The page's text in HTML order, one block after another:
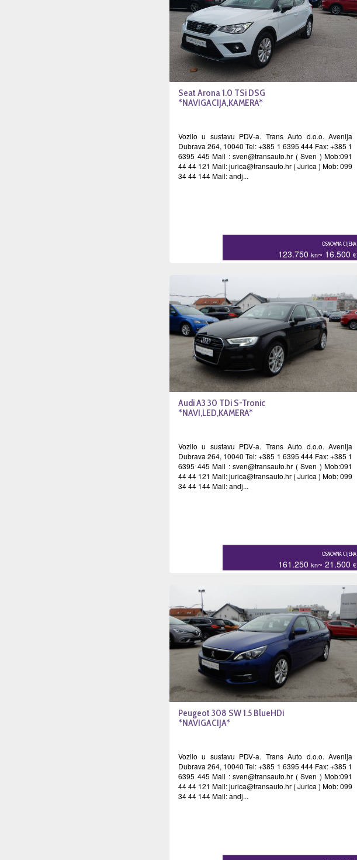
Seat Arona 1.0 TSi DSG
*NAVIGACIJA,KAMERA*
Vozilo u sustavu PDV-a. Trans Auto d.o.o. Avenija
Dubrava 264, 10040 Tel: +385 1 6395 444 Fax: +385 1
6395 445 Mail : sven@transauto.hr ( Sven ) Mob:091
44 44 121 Mail:jurica@transauto.hr ( Jurica ) Mob: 099
34 44 144 Mail: andj...
OSNOVNA CIJENA
123.750 kn~ 16.500 €
Audi A3 30 TDi S-Tronic
*NAVI,LED,KAMERA*
Vozilo u sustavu PDV-a. Trans Auto d.o.o. Avenija
Dubrava 264, 10040 Tel: +385 1 6395 444 Fax: +385 1
6395 445 Mail : sven@transauto.hr ( Sven ) Mob:091
44 44 121 Mail:jurica@transauto.hr ( Jurica ) Mob: 099
34 44 144 Mail: andj...
OSNOVNA CIJENA
161.250 kn~ 21.500 €
Peugeot 308 SW 1.5 BlueHDi
*NAVIGACIJA*
Vozilo u sustavu PDV-a. Trans Auto d.o.o. Avenija
Dubrava 264, 10040 Tel: +385 1 6395 444 Fax: +385 1
6395 445 Mail : sven@transauto.hr ( Sven ) Mob:091
44 44 121 Mail:jurica@transauto.hr ( Jurica ) Mob: 099
34 44 144 Mail: andj...